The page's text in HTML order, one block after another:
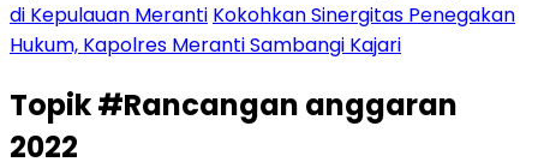
di Kepulauan Meranti Kokohkan Sinergitas Penegakan
Hukum, Kapolres Meranti Sambangi Kajari
Topik#Rancangan anggaran
2022